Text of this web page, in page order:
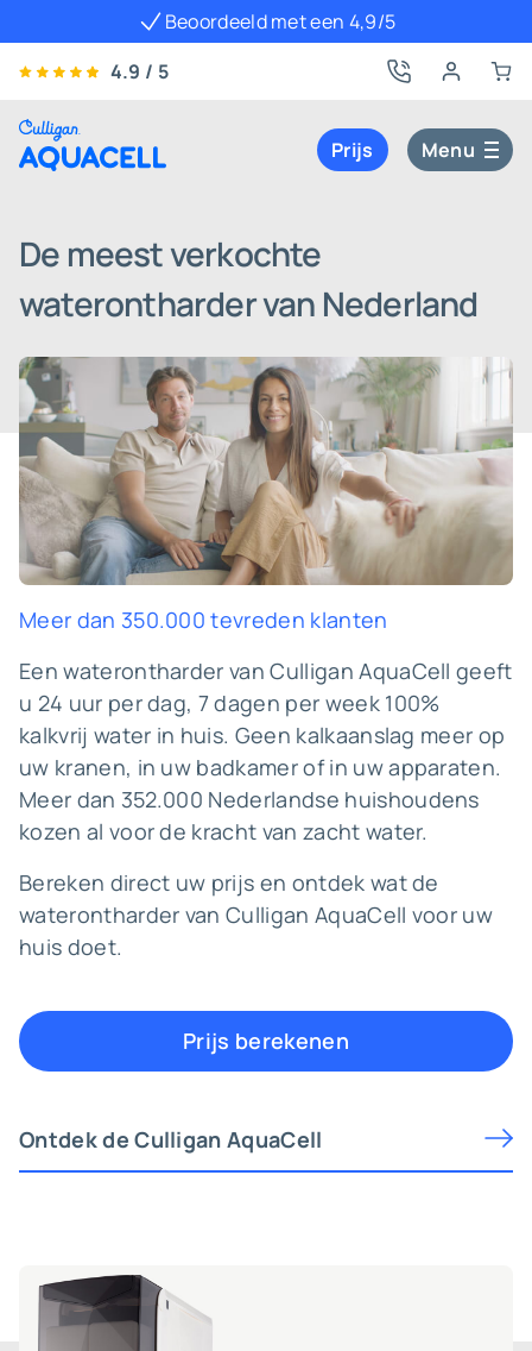
Beoordeeld met een 4,9/5
4.9 / 5
Prijs Menu
De meest verkochte
waterontharder van Nederland
Meer dan 350.000 tevreden klanten
Een waterontharder van Culligan AquaCell geeft
u 24 uur per dag, 7 dagen per week 100%
kalkvrij water in huis. Geen kalkaanslag meer op
uw kranen, in uw badkamer of in uw apparaten.
Meer dan 352.000 Nederlandse huishoudens
kozen al voor de kracht van zacht water.
Bereken direct uw prijs en ontdek wat de
waterontharder van Culligan AquaCell voor uw
huis doet.
Prijs berekenen
Ontdek de Culligan AquaCell